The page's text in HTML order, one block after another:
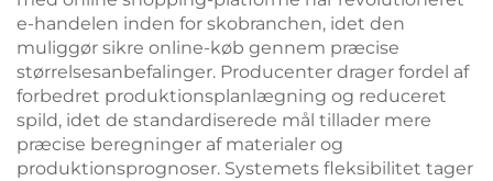
e-handelen inden for skobranchen, idet den
muliggør sikre online-køb gennem præcise
størrelsesanbefalinger. Producenter drager fordel af
forbedret produktionsplanlægning og reduceret
spild, idet de standardiserede mål tillader mere
præcise beregninger af materialer og
produktionsprognoser. Systemets fleksibilitet tager